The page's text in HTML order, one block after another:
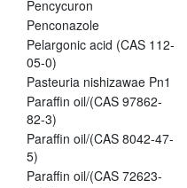
Pencycuron
Penconazole
Pelargonic acid (CAS 112-
05-0)
Pasteuria nishizawae Pn1
Paraffin oil/(CAS 97862-
82-3)
Paraffin oil/(CAS 8042-47-
5)
Paraffin oil/(CAS 72623-